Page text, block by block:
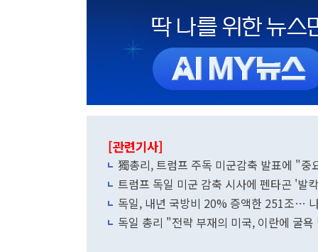
[관련기사]
獨총리, 트럼프 주독 미군감축 발표에 "중
트럼프 독일 미군 감축 시사에 펜타곤 '
독일, 내년 국방비 20% 증액한 251조…
독일 총리 "전략 부재의 미국, 이란에 굴